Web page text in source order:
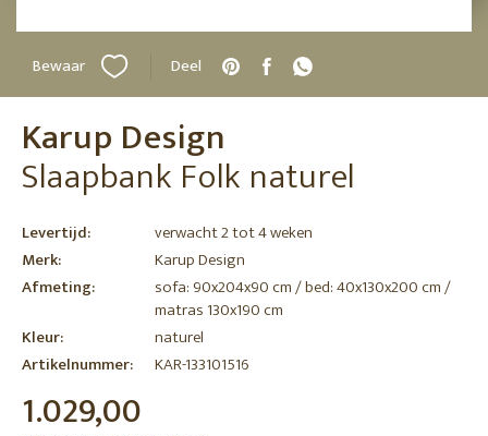
Bewaar Deel
Karup Design
Slaapbank Folk naturel
Levertijd:
verwacht 2 tot 4 weken
Merk:
Karup Design
Afmeting:
sofa: 90x204x90 cm / bed: 40x130x200 cm /
matras 130x190 cm
Kleur:
naturel
Artikelnummer:
KAR-133101516
1.029,00